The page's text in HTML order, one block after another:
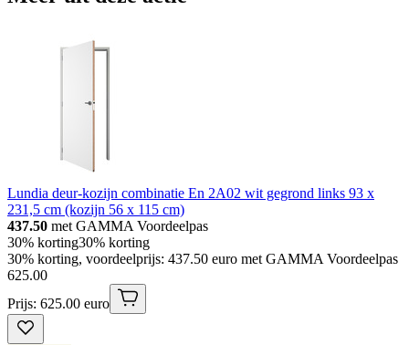
Lundia deur-kozijn combinatie En 2A02 wit gegrond links 93 x
231,5 cm (kozijn 56 x 115 cm)
437.50 met GAMMA Voordeelpas
30% korting30% korting
30% korting, voordeelprijs: 437.50 euro met GAMMA Voordeelpas
625.00
Prijs: 625.00 euro